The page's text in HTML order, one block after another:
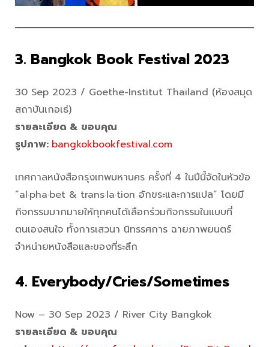
3. Bangkok Book Festival 2023
30 Sep 2023 / Goethe-Institut Thailand (ห้องสมุด
สถาบันเกอเธ่)
รายละเอียด & ขอบคุณ
รูปภาพ: bangkokbookfestival.com
เทศกาลหนังสือกรุงเทพมหานคร ครั้งที่ 4 ในปีนี้จัดในหัวข้อ
“al·pha·bet & trans·la·tion อักขระและการแปล” โดยมี
กิจกรรมมากมายให้ทุกคนได้เลือกร่วมกิจกรรมในแบบที่
ตนเองสนใจ ทั้งการเสวนา นิทรรศการ ฉายภาพยนตร์
จำหน่ายหนังสือและของที่ระลึก
4. Everybody/Cries/Sometimes
Now – 30 Sep 2023 / River City Bangkok
รายละเอียด & ขอบคุณ